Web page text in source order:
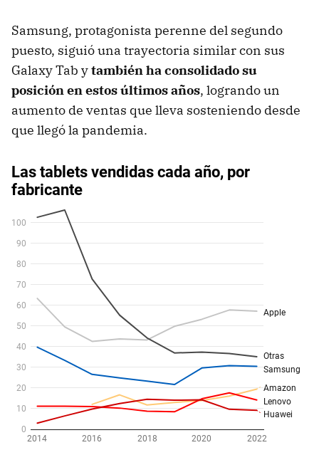
Samsung, protagonista perenne del segundo
puesto, siguió una trayectoria similar con sus
Galaxy Tab ytambién ha consolidado su
posición en estos últimos años, logrando un
aumento de ventas que lleva sosteniendo desde
que llegó la pandemia.